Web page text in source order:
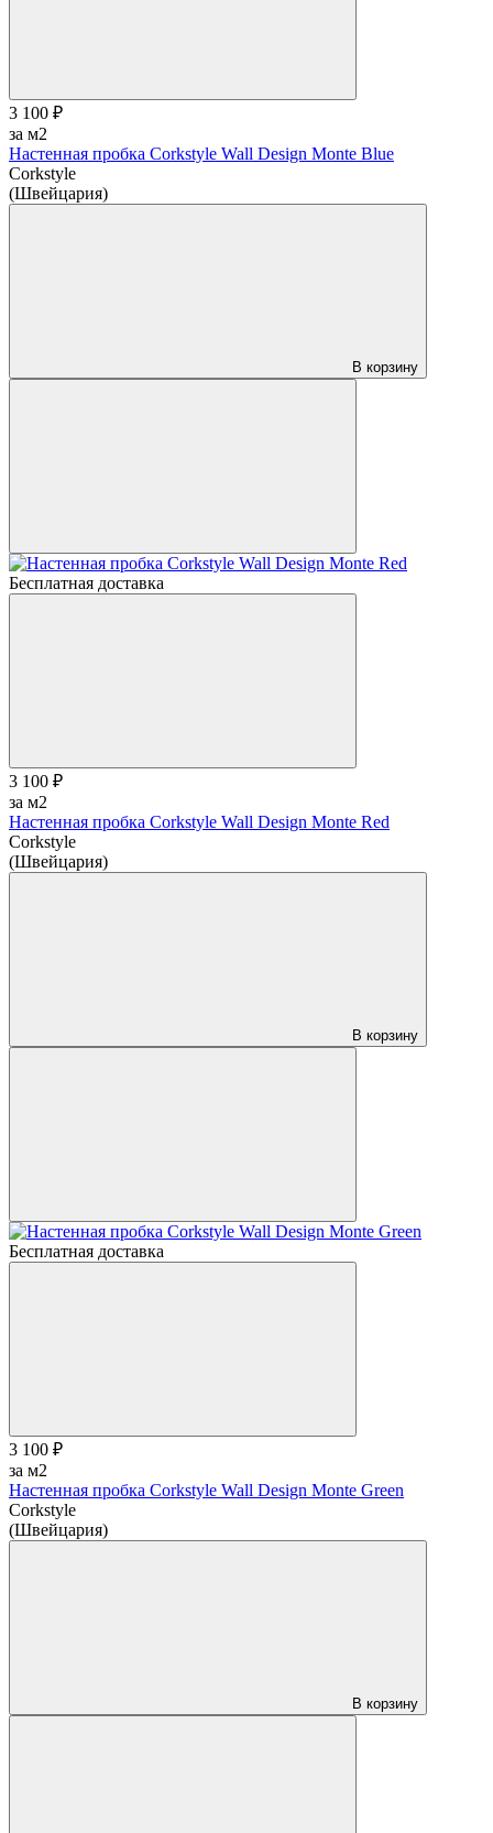
3 100 ₽
за м2
Настенная пробка Corkstyle Wall Design Monte Blue
Corkstyle
(Швейцария)
В корзину
Бесплатная доставка
3 100 ₽
за м2
Настенная пробка Corkstyle Wall Design Monte Red
Corkstyle
(Швейцария)
В корзину
Бесплатная доставка
3 100 ₽
за м2
Настенная пробка Corkstyle Wall Design Monte Green
Corkstyle
(Швейцария)
В корзину